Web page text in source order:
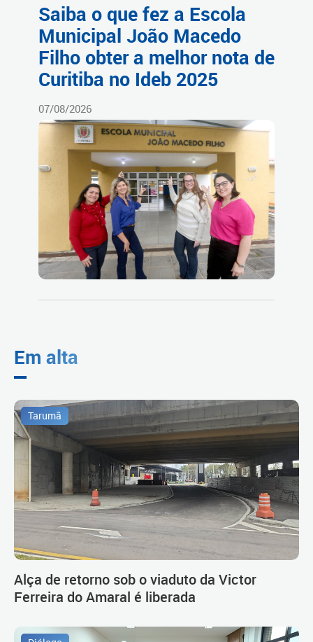
Saiba o que fez a Escola
Municipal João Macedo
Filho obter a melhor nota de
Curitiba no Ideb 2025
07/08/2026
Em alta
Tarumã
Alça de retorno sob o viaduto da Victor
Ferreira do Amaral é liberada